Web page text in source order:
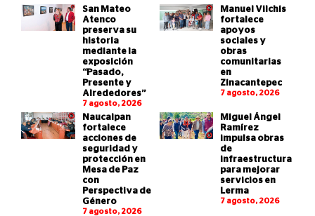
San Mateo
Atenco
preserva su
historia
mediante la
exposición
“Pasado,
Presente y
Alrededores”
7 agosto, 2026
Manuel Vilchis
fortalece
apoyos
sociales y
obras
comunitarias
en
Zinacantepec
7 agosto, 2026
Naucalpan
fortalece
acciones de
seguridad y
protección en
Mesa de Paz
con
Perspectiva de
Género
7 agosto, 2026
Miguel Ángel
Ramírez
impulsa obras
de
infraestructura
para mejorar
servicios en
Lerma
7 agosto, 2026